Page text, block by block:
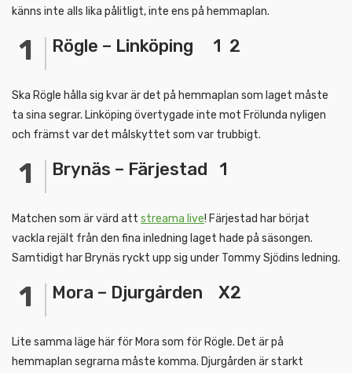
känns inte alls lika pålitligt, inte ens på hemmaplan.
Rögle – Linköping 1 2
Ska Rögle hålla sig kvar är det på hemmaplan som laget måste
ta sina segrar. Linköping övertygade inte mot Frölunda nyligen
och främst var det målskyttet som var trubbigt.
Brynäs – Färjestad 1
Matchen som är värd att streama live! Färjestad har börjat
vackla rejält från den fina inledning laget hade på säsongen.
Samtidigt har Brynäs ryckt upp sig under Tommy Sjödins ledning.
Mora – Djurgården X2
Lite samma läge här för Mora som för Rögle. Det är på
hemmaplan segrarna måste komma. Djurgården är starkt